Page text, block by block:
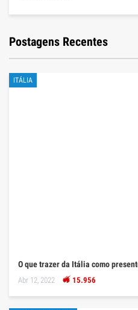
Postagens Recentes
ITÁLIA
O que trazer da Itália como
Abr 12, 2022 15.956